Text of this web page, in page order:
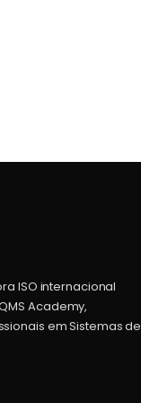
ISO internacional
Academy,
em Sistemas de